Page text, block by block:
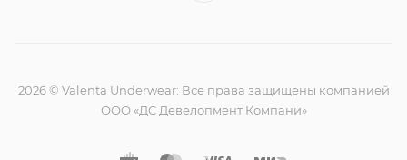
2026 © Valenta Underwear: Все права защищены компанией
ООО «ДС Девелопмент Компани»